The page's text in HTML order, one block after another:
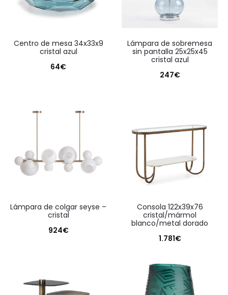
centro de mesa 34x33x9
cristal azul
64€
lámpara de sobremesa
sin pantalla 25x25x45
cristal azul
247€
lámpara de colgar seyse –
cristal
924€
consola 122x39x76
cristal/mármol
blanco/metal dorado
1.781€